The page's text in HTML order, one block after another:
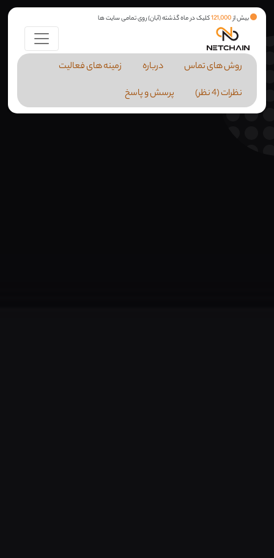
بیش از121,000کلیک در ماه گذشته (آبان) روی تمامی سایت ها
روش های تماس درباره
زمینه های فعالیت
نظرات (4 نظر)
پرسش و پاسخ